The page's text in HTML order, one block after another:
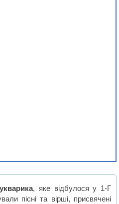
, яке відбулося у 1-Г
пісні та вірші, присвячені